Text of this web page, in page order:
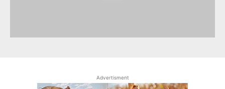
Advertisment